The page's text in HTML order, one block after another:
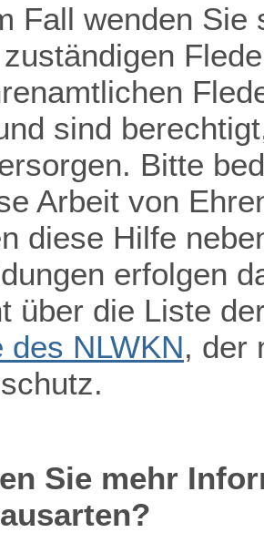
Fall wenden
sind
Bitte
Arbeit von
diese Hilfe
erfolgen
über die Liste
des NLWKN, der
Sie mehr